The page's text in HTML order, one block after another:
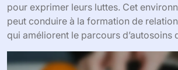
pour exprimer leurs luttes. Cet
peut conduire à la formation de
qui améliorent le parcours d’autosoins